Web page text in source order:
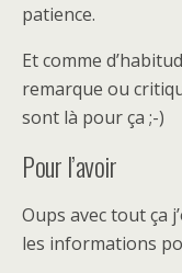
patience.
Et comme
remarque ou
sont là pour ça ;-)
Pour l’avoir
Oups avec tout ça
les informations